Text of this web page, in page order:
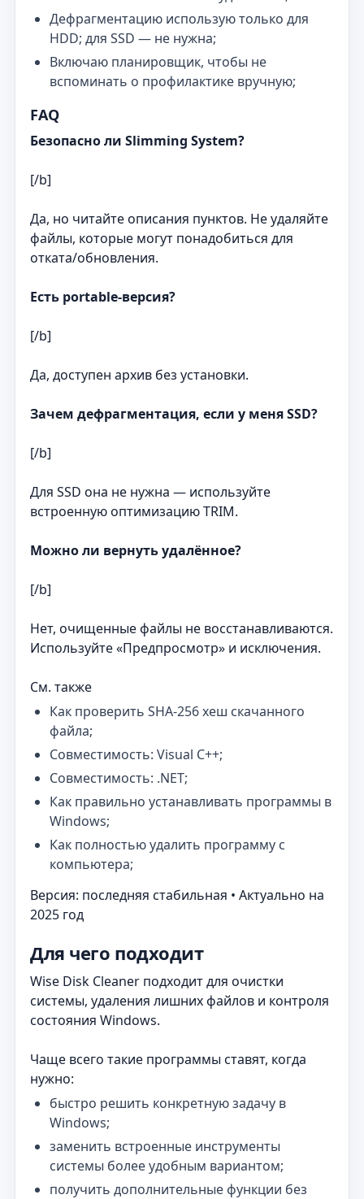
Дефрагментацию использую только для
HDD; для SSD — не нужна;
Включаю планировщик, чтобы не
вспоминать о профилактике вручную;
FAQ
Безопасно ли Slimming System?
[/b]
Да, но читайте описания пунктов. Не удаляйте
файлы, которые могут понадобиться для
отката/обновления.
Есть portable‑версия?
[/b]
Да, доступен архив без установки.
Зачем дефрагментация, если у меня SSD?
[/b]
Для SSD она не нужна — используйте
встроенную оптимизацию TRIM.
Можно ли вернуть удалённое?
[/b]
Нет, очищенные файлы не восстанавливаются.
Используйте «Предпросмотр» и исключения.
См. также
Как проверить SHA-256 хеш скачанного
файла;
Совместимость: Visual C++;
Совместимость: .NET;
Как правильно устанавливать программы в
Windows;
Как полностью удалить программу с
компьютера;
Версия: последняя стабильная • Актуально на
2025 год
Для чего подходит
Wise Disk Cleaner подходит для очистки
системы, удаления лишних файлов и контроля
состояния Windows.
Чаще всего такие программы ставят, когда
нужно:
быстро решить конкретную задачу в
Windows;
заменить встроенные инструменты
системы более удобным вариантом;
получить дополнительные функции без